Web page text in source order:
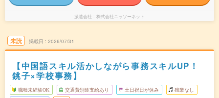
派遣会社 株式会社ニッソーネット
未読 掲載日 2026/07/31
【中国語スキル活かしながら事務スキルUP！
銚子×学校事務】
職種未経験OK 交通費別途支給あり 土日祝日が休み 残業なし